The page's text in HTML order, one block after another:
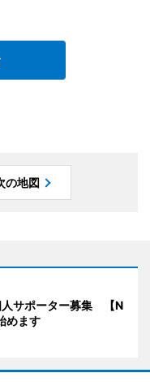
の地図
人サポーター募集 【N
めます